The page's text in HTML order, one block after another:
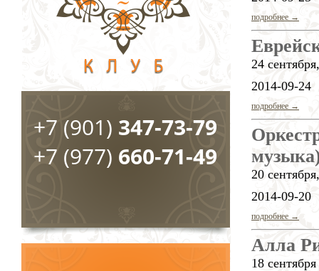
подробнее →
24
2014-09-24
подробнее →
20
2014-09-20
подробнее →
Алла
18 сентября
+7 (901) 347-73-79
+7 (977) 660-71-49